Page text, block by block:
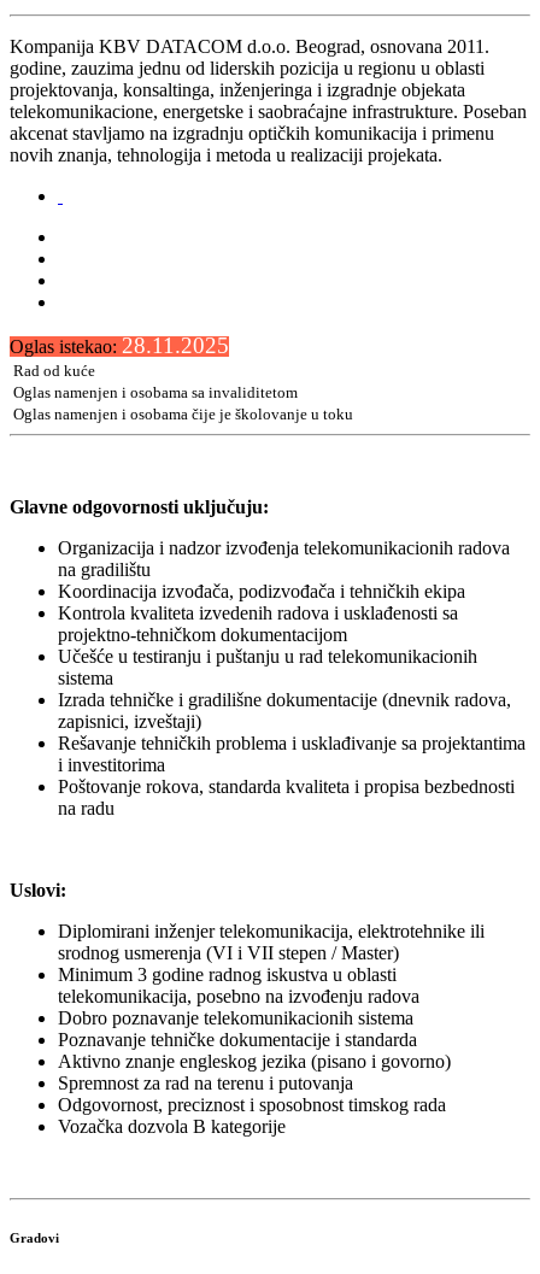
Kompanija KBV DATACOM d.o.o. Beograd, osnovana 2011.
godine, zauzima jednu od liderskih pozicija u regionu u oblasti
projektovanja, konsaltinga, inženjeringa i izgradnje objekata
telekomunikacione, energetske i saobraćajne infrastrukture. Poseban
akcenat stavljamo na izgradnju optičkih komunikacija i primenu
novih znanja, tehnologija i metoda u realizaciji projekata.
Oglas istekao: 28.11.2025
Rad od kuće
Oglas namenjen i osobama sa invaliditetom
Oglas namenjen i osobama čije je školovanje u toku
Glavne odgovornosti uključuju:
Organizacija i nadzor izvođenja telekomunikacionih radova
na gradilištu
Koordinacija izvođača, podizvođača i tehničkih ekipa
Kontrola kvaliteta izvedenih radova i usklađenosti sa
projektno-tehničkom dokumentacijom
Učešće u testiranju i puštanju u rad telekomunikacionih
sistema
Izrada tehničke i gradilišne dokumentacije (dnevnik radova,
zapisnici, izveštaji)
Rešavanje tehničkih problema i usklađivanje sa projektantima
i investitorima
Poštovanje rokova, standarda kvaliteta i propisa bezbednosti
na radu
Uslovi:
Diplomirani inženjer telekomunikacija, elektrotehnike ili
srodnog usmerenja (VI i VII stepen / Master)
Minimum 3 godine radnog iskustva u oblasti
telekomunikacija, posebno na izvođenju radova
Dobro poznavanje telekomunikacionih sistema
Poznavanje tehničke dokumentacije i standarda
Aktivno znanje engleskog jezika (pisano i govorno)
Spremnost za rad na terenu i putovanja
Odgovornost, preciznost i sposobnost timskog rada
Vozačka dozvola B kategorije
Gradovi